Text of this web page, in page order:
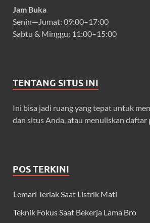
Jam Buka
Senin—Jumat: 09:00–17:00
Sabtu & Minggu: 11:00–15:00
TENTANG SITUS INI
Ini bisa jadi ruang yang tepat untuk
dan situs Anda, atau menuliskan daftar
POS TERKINI
Lemari Teriak Saat Listrik Mati
Teknik Fokus Saat Bekerja Lama Bro